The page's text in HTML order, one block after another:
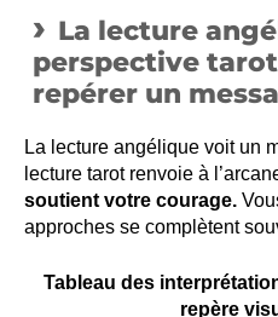
La lecture
perspective tarot
repérer un
La lecture angélique voit un
lecture tarot renvoie à
soutient votre courage.
approches se complètent
Tableau des
repère